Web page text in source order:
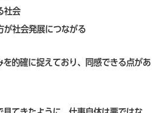
社会
が社会発展につながる
的確に捉えており、同感できる点があ